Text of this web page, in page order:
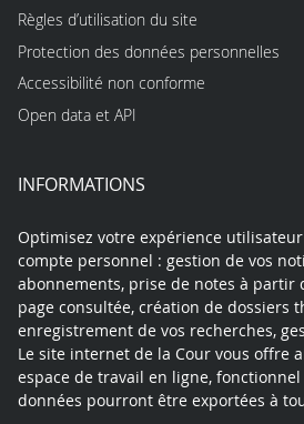
Règles d’utilisation du site
Protection des données personnelles
Accessibilité non conforme
Open data et API
INFORMATIONS
Optimisez votre expérience
compte personnel : gestion de vos
abonnements, prise de notes à partir
page consultée, création de dossiers
enregistrement de vos recherches,
Le site internet de la Cour vous offre
espace de travail en ligne,
données pourront être exportées à